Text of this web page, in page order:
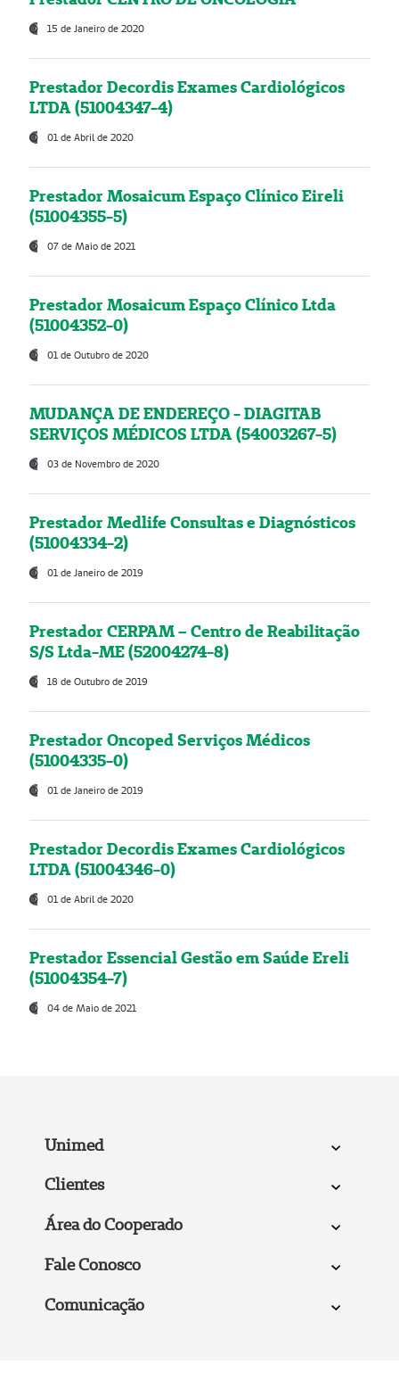
15 de Janeiro de 2020
Prestador Decordis Exames Cardiológicos
LTDA (51004347-4)
01 de Abril de 2020
Prestador Mosaicum Espaço Clínico Eireli
(51004355-5)
07 de Maio de 2021
Prestador Mosaicum Espaço Clínico Ltda
(51004352-0)
01 de Outubro de 2020
MUDANÇA DE ENDEREÇO - DIAGITAB
SERVIÇOS MÉDICOS LTDA (54003267-5)
03 de Novembro de 2020
Prestador Medlife Consultas e Diagnósticos
(51004334-2)
01 de Janeiro de 2019
Prestador CERPAM – Centro de Reabilitação
S/S Ltda-ME (52004274-8)
18 de Outubro de 2019
Prestador Oncoped Serviços Médicos
(51004335-0)
01 de Janeiro de 2019
Prestador Decordis Exames Cardiológicos
LTDA (51004346-0)
01 de Abril de 2020
Prestador Essencial Gestão em Saúde Ereli
(51004354-7)
04 de Maio de 2021
Unimed
Clientes
Área do Cooperado
Fale Conosco
Comunicação